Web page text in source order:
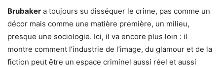
Brubaker a toujours su disséquer le crime, pas comme un
décor mais comme une matière première, un milieu,
presque une sociologie. Ici, il va encore plus loin : il
montre comment l’industrie de l’image, du glamour et de la
fiction peut être un espace criminel aussi réel et aussi